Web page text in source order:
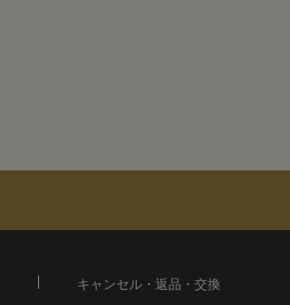
キャンセル・返品・交換